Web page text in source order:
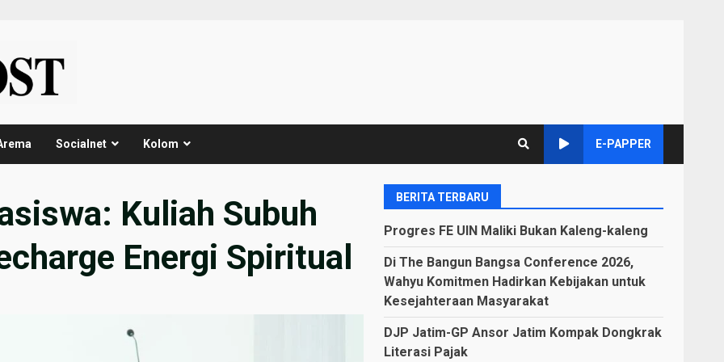
Socialnet Kolom E-PAPPER
Kuliah Subuh
Energi Spiritual
BERITA TERBARU
Progres FE UIN Maliki Bukan Kaleng-kaleng
Di The Bangun Bangsa Conference 2026,
Wahyu Komitmen Hadirkan Kebijakan untuk
Kesejahteraan Masyarakat
DJP Jatim-GP Ansor Jatim Kompak Dongkrak
Literasi Pajak